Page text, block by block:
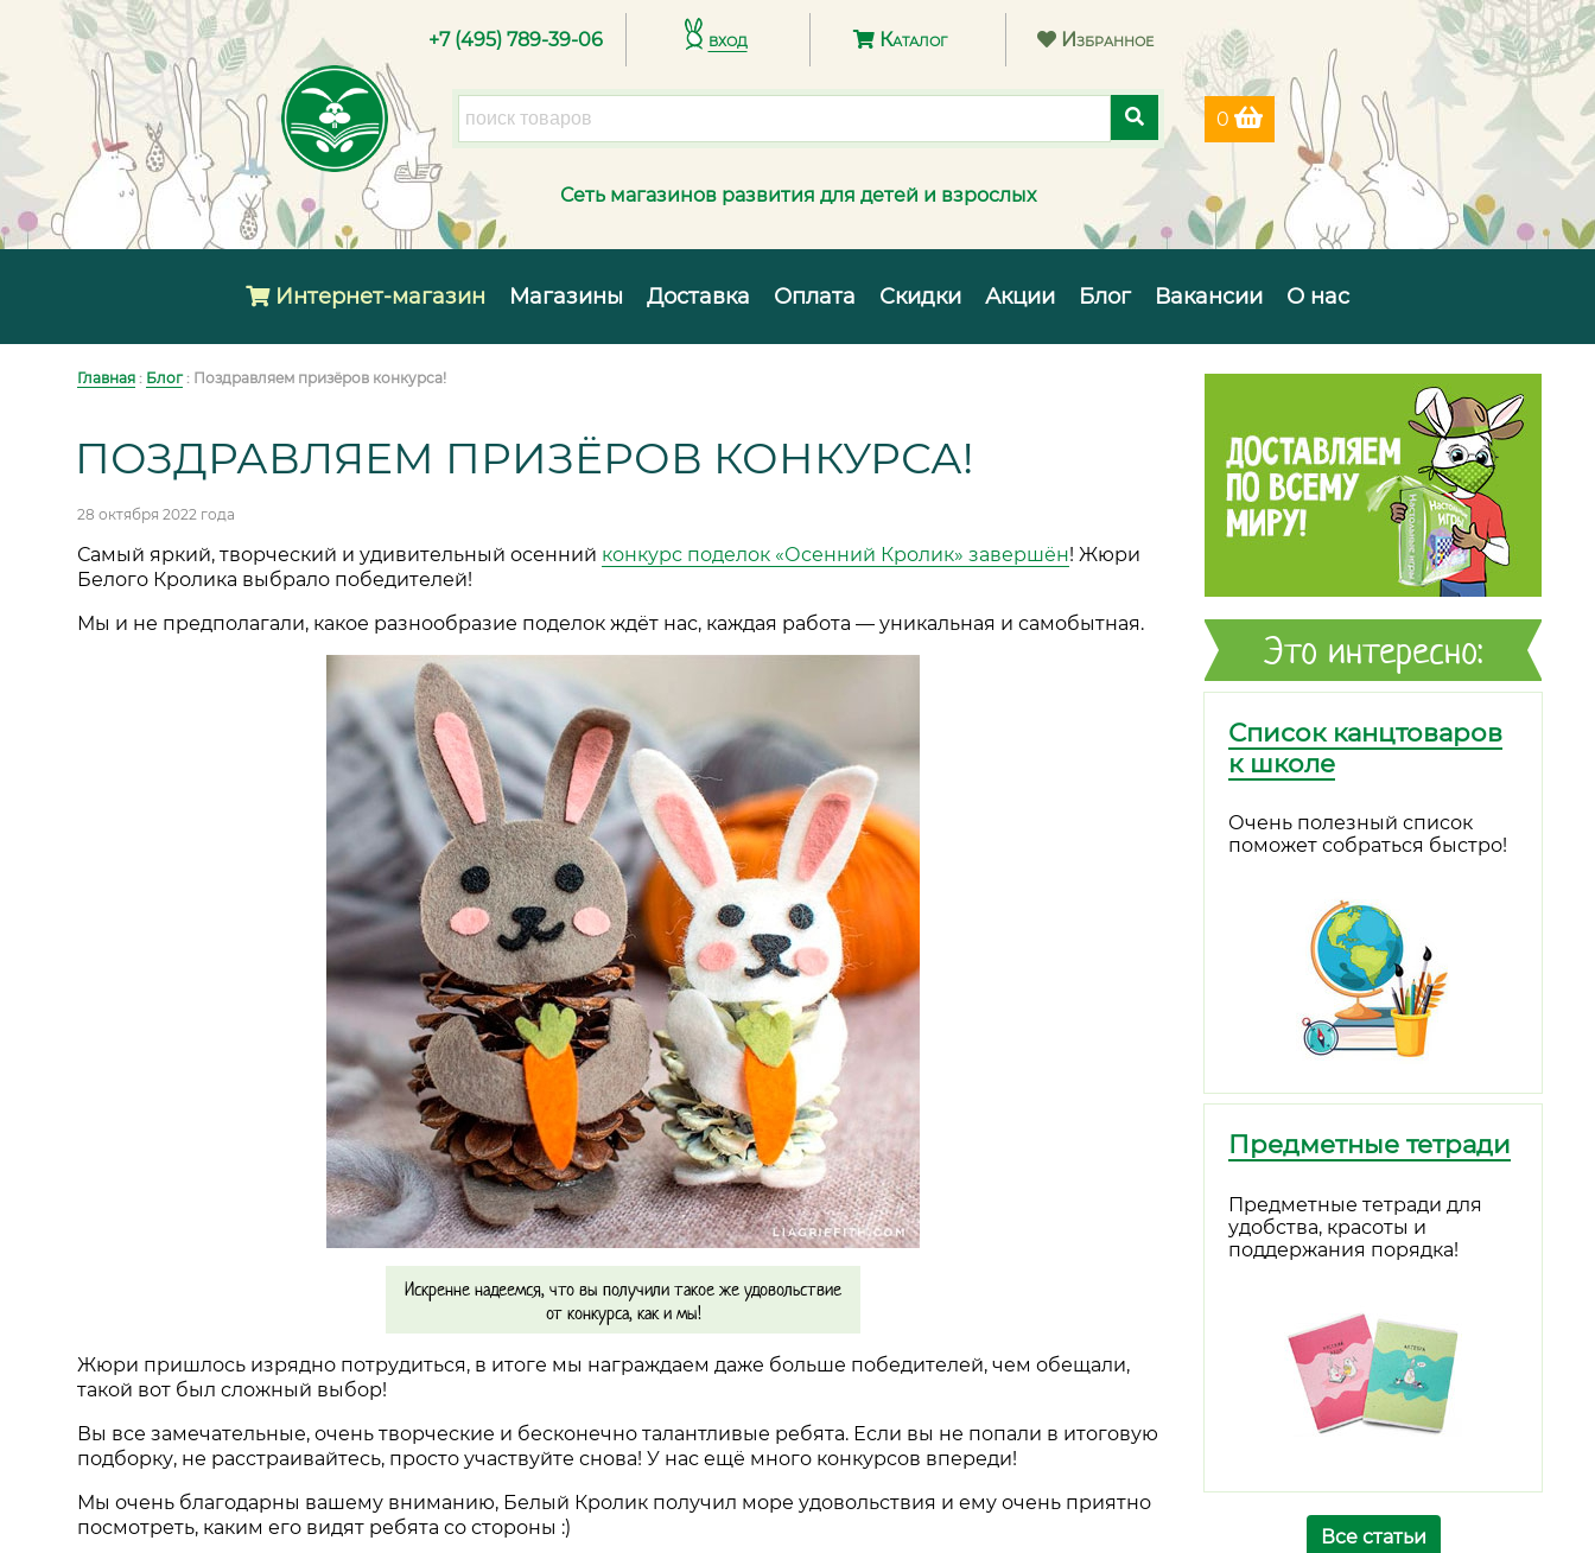
+7 (495) 789-39-06 вход Каталог Избранное
0
Сеть магазинов развития для детей и взрослых
Интернет-магазин Магазины Доставка Оплата Скидки Акции Блог Вакансии О нас
Главная : Блог: Поздравляем призёров конкурса!
ПОЗДРАВЛЯЕМ ПРИЗЁРОВ КОНКУРСА!
28 октября 2022 года
Самый яркий, творческий и удивительный осенний конкурс поделок «Осенний Кролик» завершён! Жюри
Белого Кролика выбрало победителей!
Мы и не предполагали, какое разнообразие поделок ждёт нас, каждая работа — уникальная и самобытная.
Искренне надеемся, что вы получили такое же удовольствие
от конкурса, как и мы!
Жюри пришлось изрядно потрудиться, в итоге мы награждаем даже больше победителей, чем обещали,
такой вот был сложный выбор!
Вы все замечательные, очень творческие и бесконечно талантливые ребята. Если вы не попали в итоговую
подборку, не расстраивайтесь, просто участвуйте снова! У нас ещё много конкурсов впереди!
Мы очень благодарны вашему вниманию, Белый Кролик получил море удовольствия и ему очень приятно
посмотреть, каким его видят ребята со стороны :)
Это интересно:
Список канцтоваров
к школе
Очень полезный список
поможет собраться быстро!
Предметные тетради
Предметные тетради для
удобства, красоты и
поддержания порядка!
Все статьи